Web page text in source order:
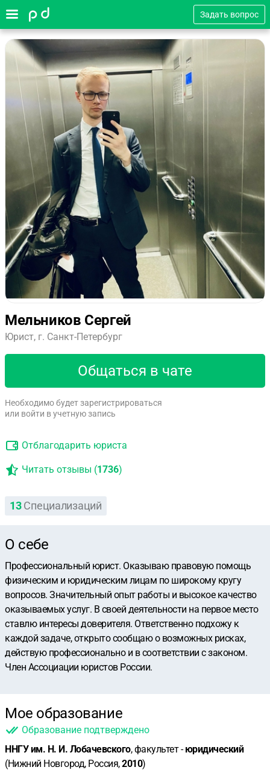
Задать вопрос
Мельников Сергей
Юрист, г. Санкт-Петербург
Общаться в чате
Необходимо будет зарегистрироваться
или войти в учетную запись
Отблагодарить юриста
Читать отзывы (1736)
13 Специализаций
О себе
Профессиональный юрист. Оказываю правовую помощь
физическим и юридическим лицам по широкому кругу
вопросов. Значительный опыт работы и высокое качество
оказываемых услуг. В своей деятельности на первое место
ставлю интересы доверителя. Ответственно подхожу к
каждой задаче, открыто сообщаю о возможных рисках,
действую профессионально и в соответствии с законом.
Член Ассоциации юристов России.
Мое образование
Образование подтверждено
ННГУ им. Н. И. Лобачевского, факультет -юридический
(Нижний Новгород, Россия,2010)